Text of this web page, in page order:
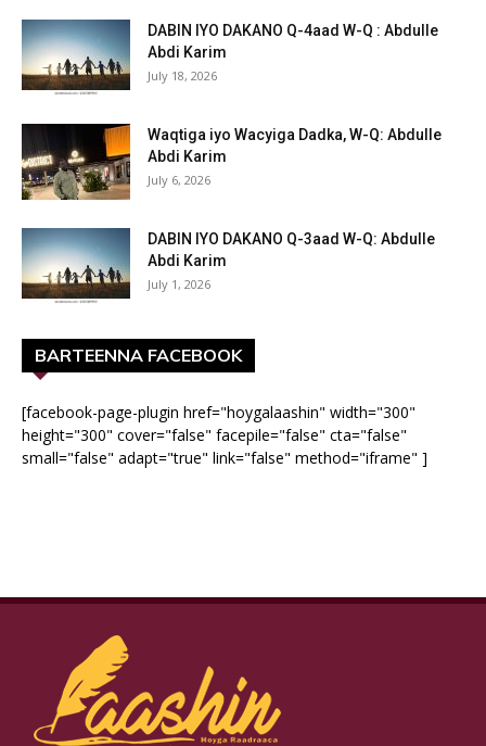
DABIN IYO DAKANO Q-4aad W-Q : Abdulle
Abdi Karim
July 18, 2026
Waqtiga iyo Wacyiga Dadka, W-Q: Abdulle
Abdi Karim
July 6, 2026
DABIN IYO DAKANO Q-3aad W-Q: Abdulle
Abdi Karim
July 1, 2026
BARTEENNA FACEBOOK
[facebook-page-plugin href="hoygalaashin" width="300"
height="300" cover="false" facepile="false" cta="false"
small="false" adapt="true" link="false" method="iframe" ]